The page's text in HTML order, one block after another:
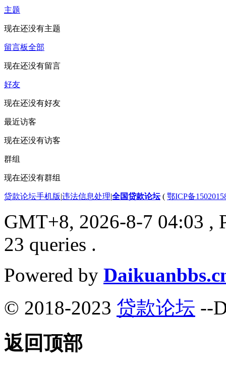
主题
现在还没有主题
留言板全部
现在还没有留言
好友
现在还没有好友
最近访客
现在还没有访客
群组
现在还没有群组
贷款论坛手机版|违法信息处理|全国贷款论坛( 鄂ICP备
GMT+8, 2026-8-7 04:03 ,
23 queries .
Powered by
© 2018-2023 贷款论坛 --
返回顶部